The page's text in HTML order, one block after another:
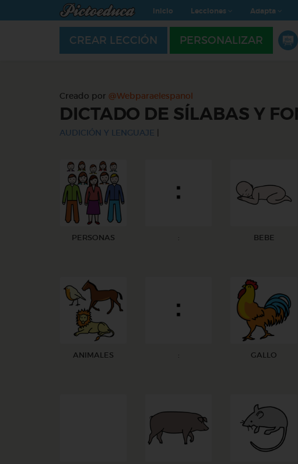
Inicio Lecciones Adapta
CREAR LECCIÓN PERSONALIZAR
Creado por @Webparaelespanol
DICTADO DE SÍLABAS Y
AUDICIÓN Y LENGUAJE
PERSONAS : BEBE
ANIMALES : GALLO